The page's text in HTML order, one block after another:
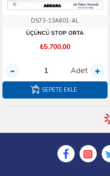
DS73-13A601-AL
ÜÇÜNCÜ STOP ORTA
₺5.700,00
Adet
SEPETE EKLE